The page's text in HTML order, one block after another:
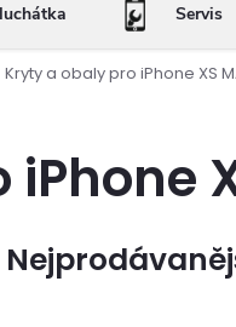
Servis
Kryty a obaly pro iPhone XS